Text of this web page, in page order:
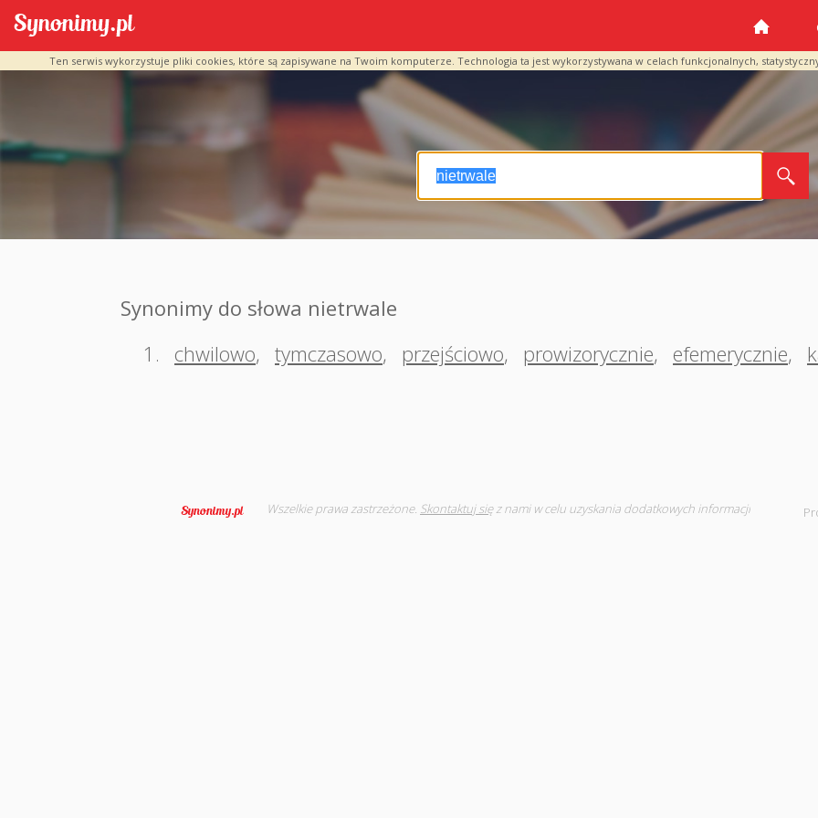
Ten serwis wykorzystuje pliki cookies, które są zapisywane na Twoim komputerze. Technologia ta jest wykorzystywana w celach funkcjonalnych,
Synonimy do słowa nietrwale
1.
chwilowo, tymczasowo, przejściowo, prowizorycznie, efemerycznie,
Wszelkie prawa zastrzeżone. Skontaktuj sięz nami w celu uzyskania dodatkowych informacji